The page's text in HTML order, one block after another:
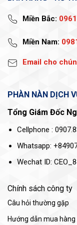
Miền Bắc:
Miền Nam:
Email cho
PHÀN NÀN DỊCH
Tổng Giám Đốc
Cellphone :
Whatsapp:
Wechat ID:
Chính sách công ty
Câu hỏi thường gặp
Hướng dẫn mua hàng